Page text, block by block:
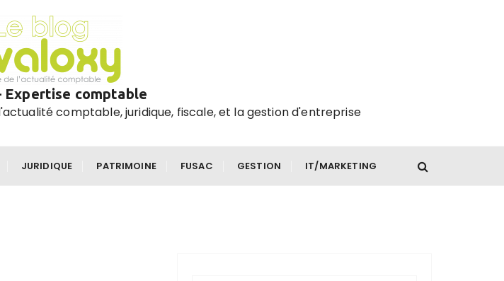
Expertise comptable
comptable, juridique, fiscale, et la gestion d'entreprise
JURIDIQUE PATRIMOINE FUSAC GESTION IT/MARKETING